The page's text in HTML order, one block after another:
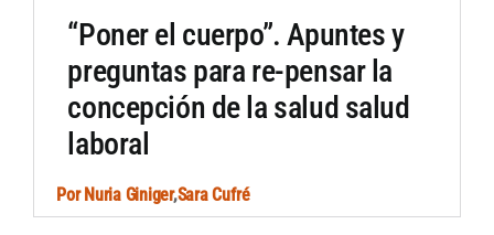
“Poner el cuerpo”. Apuntes y
preguntas para re-pensar la
concepción de la salud salud
laboral
Por Nuria Giniger,Sara Cufré